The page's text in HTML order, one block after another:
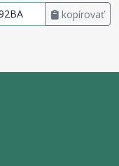
kopírovať